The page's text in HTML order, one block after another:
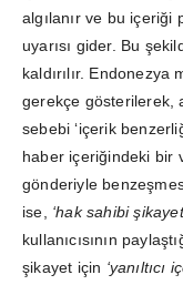
algılanır ve bu içeriği
uyarısı gider. Bu
kaldırılır.
gerekçe gösterilerek,
sebebi ‘içerik
haber içeriğindeki bir
gönderiyle
ise, ‘hak sahibi
kullanıcısının
şikayet için ‘yanıltıcı